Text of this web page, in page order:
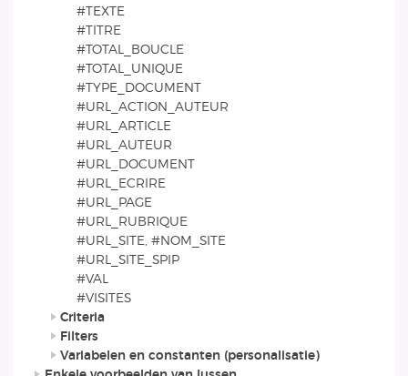
#TEXTE
#TITRE
#TOTAL_BOUCLE
#TOTAL_UNIQUE
#TYPE_DOCUMENT
#URL_ACTION_AUTEUR
#URL_ARTICLE
#URL_AUTEUR
#URL_DOCUMENT
#URL_ECRIRE
#URL_PAGE
#URL_RUBRIQUE
#URL_SITE, #NOM_SITE
#URL_SITE_SPIP
#VAL
#VISITES
Criteria
Filters
Variabelen en constanten (personalisatie)